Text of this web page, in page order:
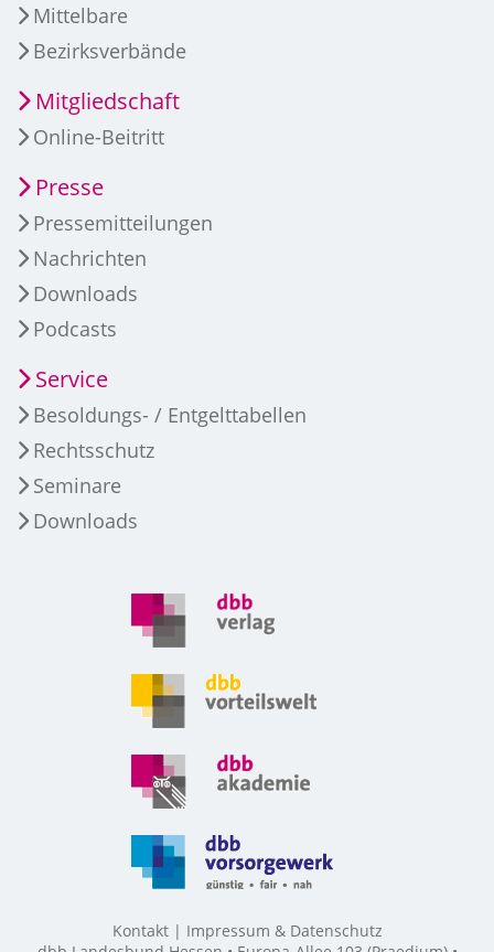
Mittelbare
Bezirksverbände
Mitgliedschaft
Online-Beitritt
Presse
Pressemitteilungen
Nachrichten
Downloads
Podcasts
Service
Besoldungs- / Entgelttabellen
Rechtsschutz
Seminare
Downloads
Kontakt
Impressum & Datenschutz